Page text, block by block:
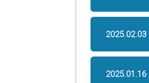
2025.02.03
2025.01.16